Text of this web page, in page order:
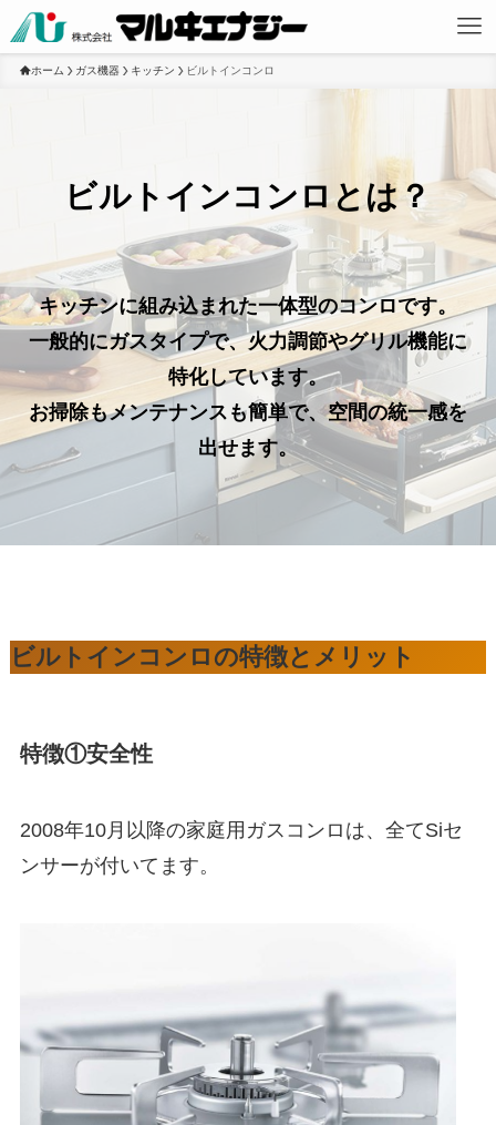
ホーム ガス機器 キッチン ビルトインコンロ
ビルトインコンロとは？
キッチンに組み込まれた一体型のコンロです。
一般的にガスタイプで、火力調節やグリル機能に
特化しています。
お掃除もメンテナンスも簡単で、空間の統一感を
出せます。
ビルトインコンロの特徴とメリット
特徴①安全性
2008年10月以降の家庭用ガスコンロは、全てSiセ
ンサーが付いてます。